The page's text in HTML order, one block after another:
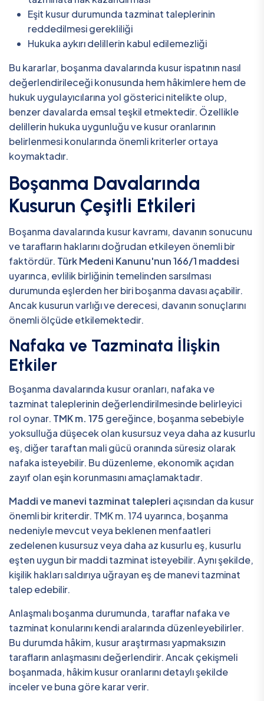
Eşit kusur durumunda tazminat taleplerinin
reddedilmesi gerekliliği
Hukuka aykırı delillerin kabul edilemezliği
Bu kararlar, boşanma davalarında kusur ispatının nasıl
değerlendirileceği konusunda hem hâkimlere hem de
hukuk uygulayıcılarına yol gösterici nitelikte olup,
benzer davalarda emsal teşkil etmektedir. Özellikle
delillerin hukuka uygunluğu ve kusur oranlarının
belirlenmesi konularında önemli kriterler ortaya
koymaktadır.
Boşanma Davalarında
Kusurun Çeşitli Etkileri
Boşanma davalarında kusur kavramı, davanın sonucunu
ve tarafların haklarını doğrudan etkileyen önemli bir
faktördür. Türk Medeni Kanunu'nun 166/1 maddesi
uyarınca, evlilik birliğinin temelinden sarsılması
durumunda eşlerden her biri boşanma davası açabilir.
Ancak kusurun varlığı ve derecesi, davanın sonuçlarını
önemli ölçüde etkilemektedir.
Nafaka ve Tazminata İlişkin
Etkiler
Boşanma davalarında kusur oranları, nafaka ve
tazminat taleplerinin değerlendirilmesinde belirleyici
rol oynar. TMK m. 175 gereğince, boşanma sebebiyle
yoksulluğa düşecek olan kusursuz veya daha az kusurlu
eş, diğer taraftan mali gücü oranında süresiz olarak
nafaka isteyebilir. Bu düzenleme, ekonomik açıdan
zayıf olan eşin korunmasını amaçlamaktadır.
Maddi ve manevi tazminat talepleri açısından da kusur
önemli bir kriterdir. TMK m. 174 uyarınca, boşanma
nedeniyle mevcut veya beklenen menfaatleri
zedelenen kusursuz veya daha az kusurlu eş, kusurlu
eşten uygun bir maddi tazminat isteyebilir. Aynı şekilde,
kişilik hakları saldırıya uğrayan eş de manevi tazminat
talep edebilir.
Anlaşmalı boşanma durumunda, taraflar nafaka ve
tazminat konularını kendi aralarında düzenleyebilirler.
Bu durumda hâkim, kusur araştırması yapmaksızın
tarafların anlaşmasını değerlendirir. Ancak çekişmeli
boşanmada, hâkim kusur oranlarını detaylı şekilde
inceler ve buna göre karar verir.